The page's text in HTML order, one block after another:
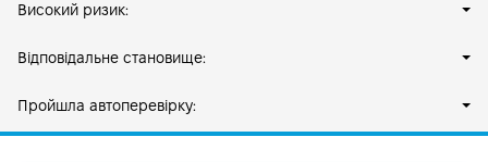
Високий ризик:
Відповідальне становище:
Пройшла автоперевірку: